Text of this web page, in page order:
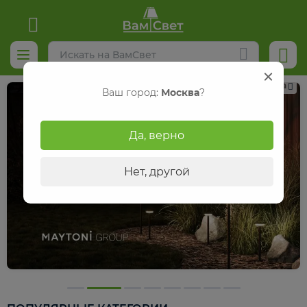
Реклама
Ваш город: Москва?
Да, верно
Нет, другой